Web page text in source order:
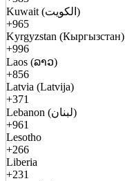
Kuwait (الكويت)
+965
Kyrgyzstan (Кыргызстан)
+996
Laos (ລາວ)
+856
Latvia (Latvija)
+371
Lebanon (لبنان)
+961
Lesotho
+266
Liberia
+231